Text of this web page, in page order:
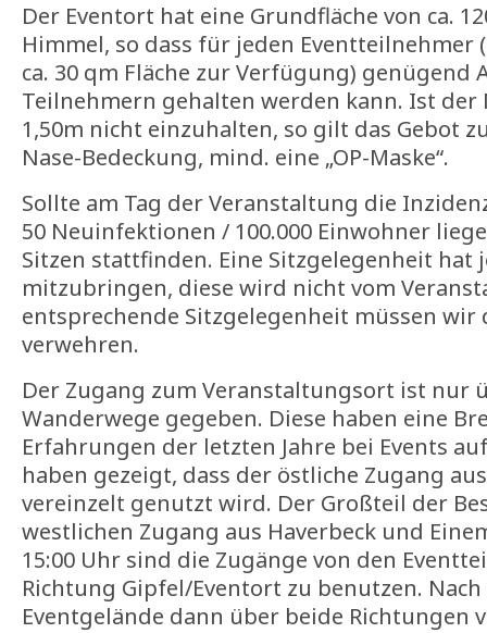
Der Eventort hat eine Grundfläche von ca.
Himmel, so dass für jeden Eventteilnehmer
ca. 30 qm Fläche zur Verfügung) genügend
Teilnehmern gehalten werden kann. Ist
1,50m nicht einzuhalten, so gilt das Gebot
Nase-Bedeckung, mind. eine „OP-Maske“.
Sollte am Tag der Veranstaltung die
50 Neuinfektionen / 100.000 Einwohner
Sitzen stattfinden. Eine Sitzgelegenheit hat
mitzubringen, diese wird nicht vom
entsprechende Sitzgelegenheit müssen wir
verwehren.
Der Zugang zum Veranstaltungsort ist nur
Wanderwege gegeben. Diese haben eine
Erfahrungen der letzten Jahre bei Events
haben gezeigt, dass der östliche Zugang
vereinzelt genutzt wird. Der Großteil der
westlichen Zugang aus Haverbeck und
15:00 Uhr sind die Zugänge von den
Richtung Gipfel/Eventort zu benutzen.
Eventgelände dann über beide Richtungen